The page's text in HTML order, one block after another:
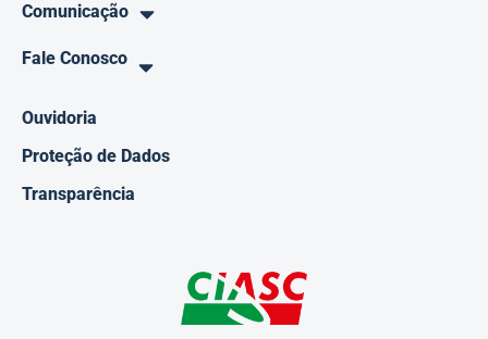
Comunicação
Fale Conosco
Ouvidoria
Proteção de Dados
Transparência